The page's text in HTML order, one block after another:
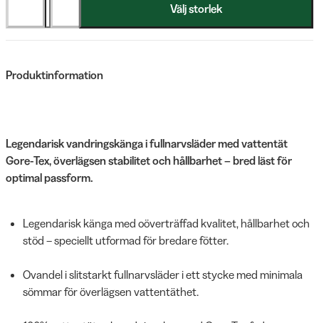
Välj storlek
Produktinformation
Legendarisk vandringskänga i fullnarvsläder med vattentät
Gore-Tex, överlägsen stabilitet och hållbarhet – bred läst för
optimal passform.
Legendarisk känga med oöverträffad kvalitet, hållbarhet och
stöd – speciellt utformad för bredare fötter.
Ovandel i slitstarkt fullnarvsläder i ett stycke med minimala
sömmar för överlägsen vattentäthet.